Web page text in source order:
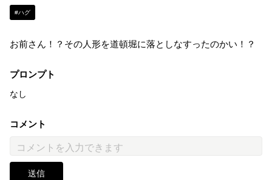
#ハグ
お前さん！？その人形を道頓堀に落としなすったのかい！？
プロンプト
なし
コメント
送信